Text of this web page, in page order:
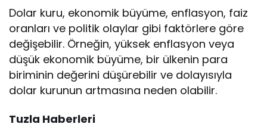
Dolar kuru, ekonomik büyüme, enflasyon, faiz
oranları ve politik olaylar gibi faktörlere göre
değişebilir. Örneğin, yüksek enflasyon veya
düşük ekonomik büyüme, bir ülkenin para
biriminin değerini düşürebilir ve dolayısıyla
dolar kurunun artmasına neden olabilir.
Tuzla Haberleri